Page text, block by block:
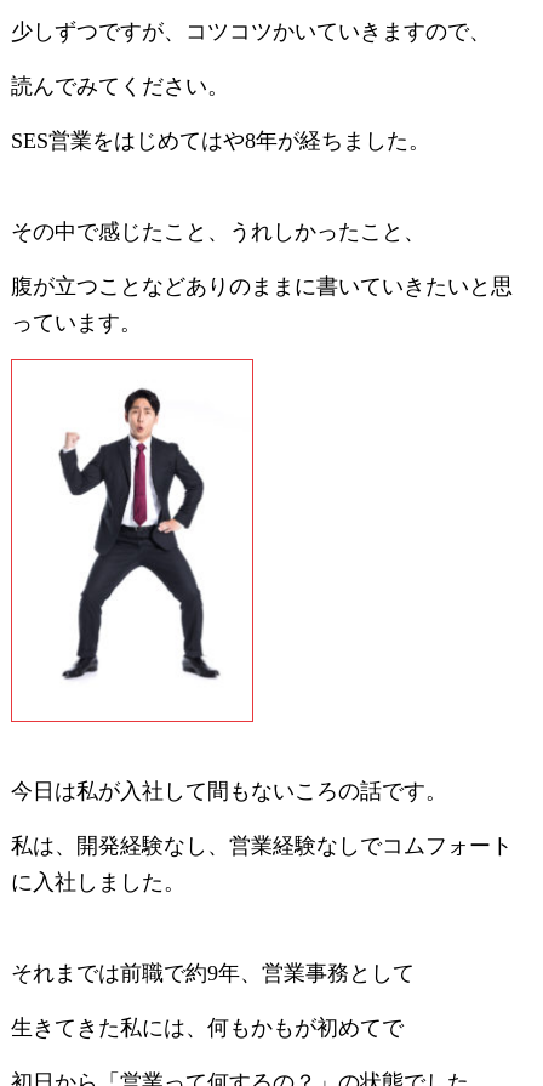
少しずつですが、コツコツかいていきますので、
読んでみてください。
SES営業をはじめてはや8年が経ちました。
その中で感じたこと、うれしかったこと、
腹が立つことなどありのままに書いていきたいと思
っています。
今日は私が入社して間もないころの話です。
私は、開発経験なし、営業経験なしでコムフォート
に入社しました。
それまでは前職で約9年、営業事務として
生きてきた私には、何もかもが初めてで